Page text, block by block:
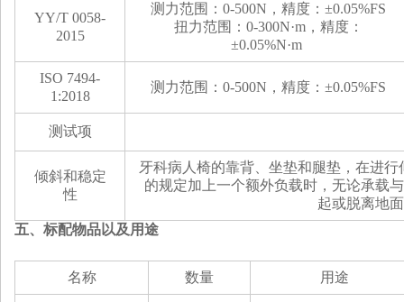
YY/T 0058-
2015
测力范围 ： 0-500N ，精度： ±0.05%FS
扭力范围 ： 0-300N·m，精度：
±0.05%N·m
ISO 7494-
1:2018
测力范围 ： 0-500N ，精度： ±0.05%FS
测试项
倾斜和稳定
性
牙科病人椅的靠背、坐垫和腿垫，在进行
的规定加上一个额外负载时，无论承载
起或脱离地
五、标配物品以及用途
名称 数量 用途